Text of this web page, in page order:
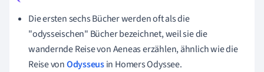
Die ersten sechs Bücher werden oft als die
"odysseischen" Bücher bezeichnet, weil sie die
wandernde Reise von Aeneas erzählen, ähnlich wie die
Reise vonOdysseusin Homers Odyssee.